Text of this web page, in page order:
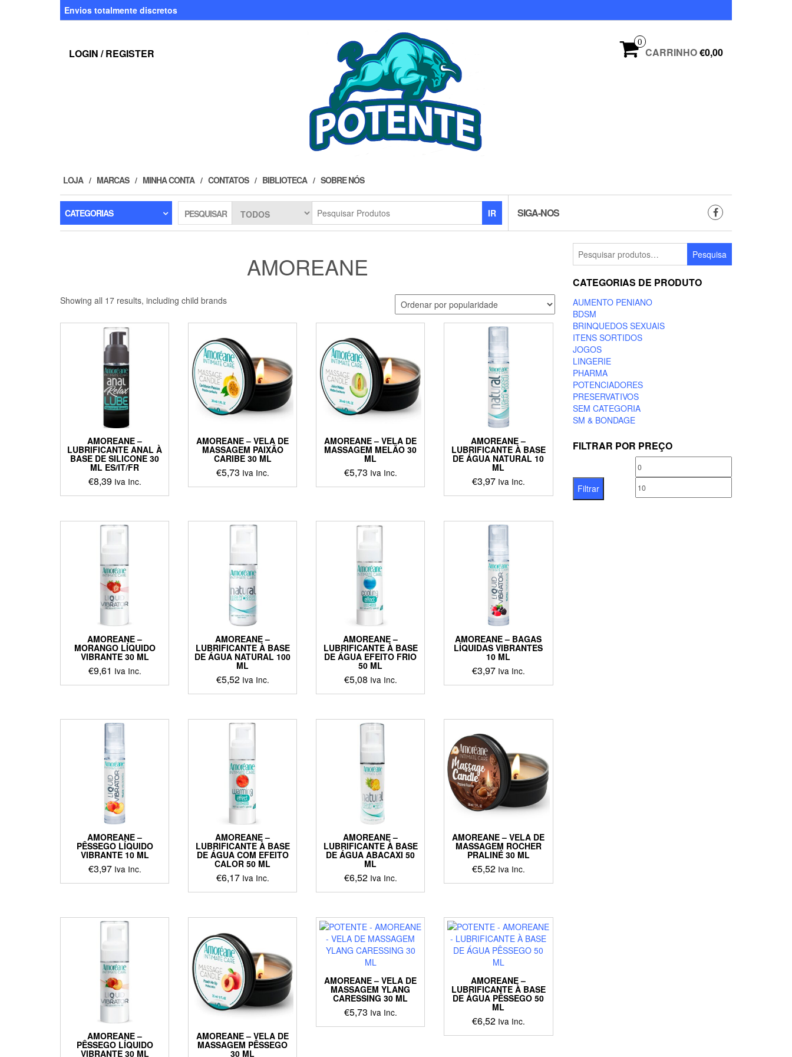
Envios totalmente discretos
LOGIN / REGISTER
0
CARRINHO€0,00
LOJA MARCAS MINHA CONTA CONTATOS BIBLIOTECA SOBRE NÓS
CATEGORIAS PESQUISAR IR SIGA-NOS
AMOREANE
Showing all 17 results, including child brands
AMOREANE –
LUBRIFICANTE ANAL À
BASE DE SILICONE 30
ML ES/IT/FR
€8,39 Iva Inc.
AMOREANE – VELA DE
MASSAGEM PAIXÃO
CARIBE 30 ML
€5,73 Iva Inc.
AMOREANE – VELA DE
MASSAGEM MELÃO 30
ML
€5,73 Iva Inc.
AMOREANE –
LUBRIFICANTE À BASE
DE ÁGUA NATURAL 10
ML
€3,97 Iva Inc.
AMOREANE –
MORANGO LÍQUIDO
VIBRANTE 30 ML
€9,61 Iva Inc.
AMOREANE –
LUBRIFICANTE À BASE
DE ÁGUA NATURAL 100
ML
€5,52 Iva Inc.
AMOREANE –
LUBRIFICANTE À BASE
DE ÁGUA EFEITO FRIO
50 ML
€5,08 Iva Inc.
AMOREANE – BAGAS
LÍQUIDAS VIBRANTES
10 ML
€3,97 Iva Inc.
AMOREANE –
PÊSSEGO LÍQUIDO
VIBRANTE 10 ML
€3,97 Iva Inc.
AMOREANE –
LUBRIFICANTE À BASE
DE ÁGUA COM EFEITO
CALOR 50 ML
€6,17 Iva Inc.
AMOREANE –
LUBRIFICANTE À BASE
DE ÁGUA ABACAXI 50
ML
€6,52 Iva Inc.
AMOREANE – VELA DE
MASSAGEM ROCHER
PRALINÉ 30 ML
€5,52 Iva Inc.
AMOREANE –
PÊSSEGO LÍQUIDO
VIBRANTE 30 ML
AMOREANE – VELA DE
MASSAGEM PÊSSEGO
30 ML
AMOREANE – VELA DE
MASSAGEM YLANG
CARESSING 30 ML
€5,73 Iva Inc.
AMOREANE –
LUBRIFICANTE À BASE
DE ÁGUA PÊSSEGO 50
ML
€6,52 Iva Inc.
Pesquisar
por:
Pesquisa
CATEGORIAS DE PRODUTO
AUMENTO PENIANO
BDSM
BRINQUEDOS SEXUAIS
ITENS SORTIDOS
JOGOS
LINGERIE
PHARMA
POTENCIADORES
PRESERVATIVOS
SEM CATEGORIA
SM & BONDAGE
FILTRAR POR PREÇO
Preço
mínimo
máximo
Filtrar